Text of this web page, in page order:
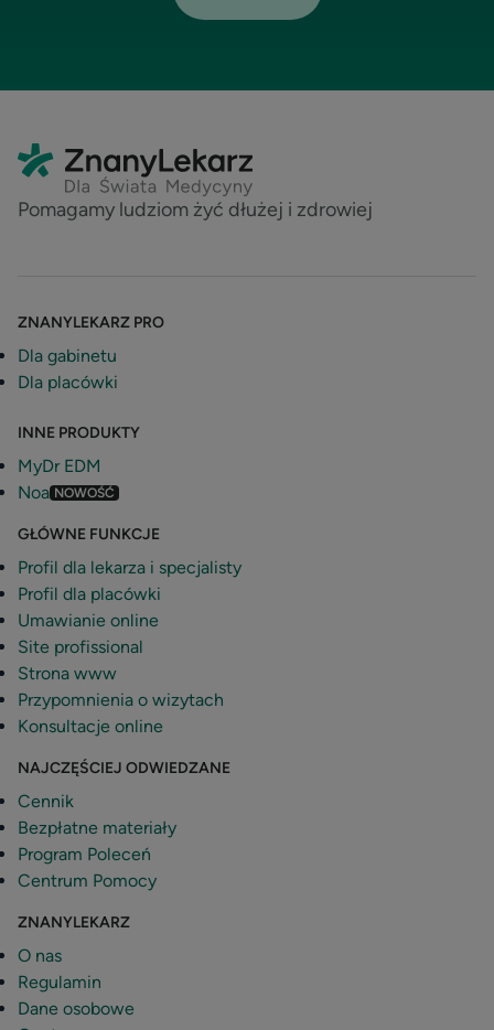
Pomagamy ludziom żyć dłużej i zdrowiej
ZNANYLEKARZ PRO
Dla gabinetu
Dla placówki
INNE PRODUKTY
MyDr EDM
Noa NOWOŚĆ
GŁÓWNE FUNKCJE
Profil dla lekarza i specjalisty
Profil dla placówki
Umawianie online
Site profissional
Strona www
Przypomnienia o wizytach
Konsultacje online
NAJCZĘŚCIEJ ODWIEDZANE
Cennik
Bezpłatne materiały
Program Poleceń
Centrum Pomocy
ZNANYLEKARZ
O nas
Regulamin
Dane osobowe